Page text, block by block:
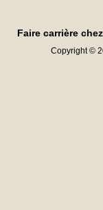
Faire carrière
Copyright ©